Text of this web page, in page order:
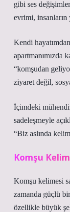
gibi ses
evrimi,
Kendi
apartmanımızda
“komşudan
ziyaret değil,
İçimdeki
sadeleşmeyle
“Biz aslında
Komşu
Komşu kelimesi
zamanda güçlü
özellikle büyük